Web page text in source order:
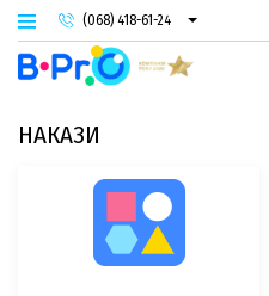
(068) 418-61-24
(093) 974-66-94
(095) 987-29-55
НАКАЗИ